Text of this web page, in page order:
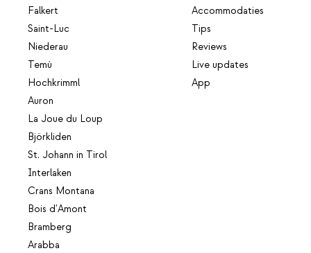
Falkert
Saint-Luc
Niederau
Temù
Hochkrimml
Auron
La Joue du Loup
Björkliden
St. Johann in Tirol
Interlaken
Crans Montana
Bois d'Amont
Bramberg
Arabba
Accommodaties
Tips
Reviews
Live updates
App